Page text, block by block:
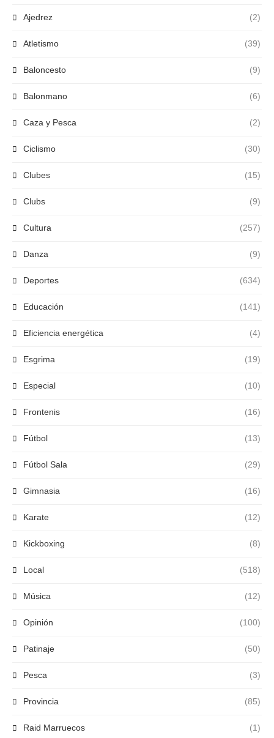
Ajedrez (2)
Atletismo (39)
Baloncesto (9)
Balonmano (6)
Caza y Pesca (2)
Ciclismo (30)
Clubes (15)
Clubs (9)
Cultura (257)
Danza (9)
Deportes (634)
Educación (141)
Eficiencia energética (4)
Esgrima (19)
Especial (10)
Frontenis (16)
Fútbol (13)
Fútbol Sala (29)
Gimnasia (16)
Karate (12)
Kickboxing (8)
Local (518)
Música (12)
Opinión (100)
Patinaje (50)
Pesca (3)
Provincia (85)
Raid Marruecos (1)